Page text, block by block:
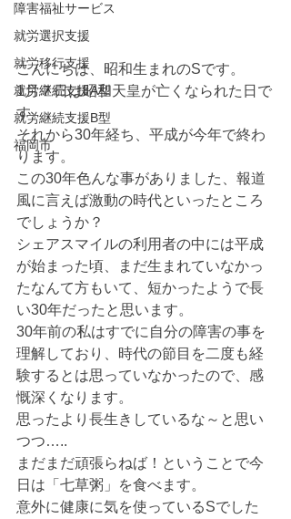
障害福祉サービス
就労選択支援
就労移行支援
就労継続支援A型
就労継続支援B型
福岡市
こんにちは、昭和生まれのSです。
1月７日は昭和天皇が亡くなられた日で
す。
それから30年経ち、平成が今年で終わ
ります。
この30年色んな事がありました、報道
風に言えば激動の時代といったところ
でしょうか？
シェアスマイルの利用者の中には平成
が始まった頃、まだ生まれていなかっ
たなんて方もいて、短かったようで長
い30年だったと思います。
30年前の私はすでに自分の障害の事を
理解しており、時代の節目を二度も経
験するとは思っていなかったので、感
慨深くなります。
思ったより長生きしているな～と思い
つつ…..
まだまだ頑張らねば！ということで今
日は「七草粥」を食べます。
意外に健康に気を使っているSでした